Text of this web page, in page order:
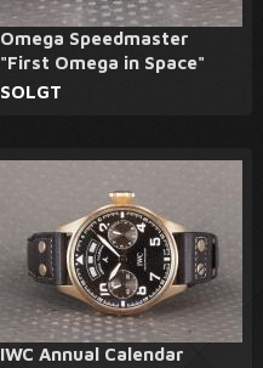
Omega Speedmaster
"First Omega in Space"
SOLGT
IWC Annual Calendar